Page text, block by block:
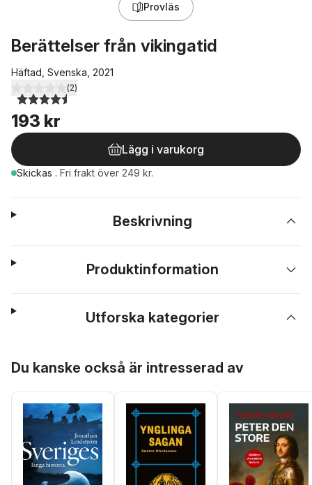
Provläs
Berättelser från vikingatid
Häftad, Svenska, 2021
4,5utav 5 stjärnor. Totalt antal röster:
(2)
193 kr
Lägg i varukorg
Skickas . Fri frakt över 249 kr.
Beskrivning
Produktinformation
Utforska kategorier
Du kanske också är intresserad av